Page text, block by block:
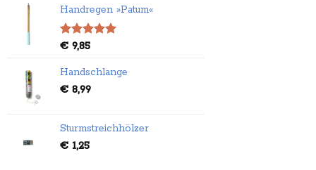
Handregen »Patum«
Bewertet
von 5
€ 9,85
Handschlange
€ 8,99
Sturmstreichhölzer
€ 1,25